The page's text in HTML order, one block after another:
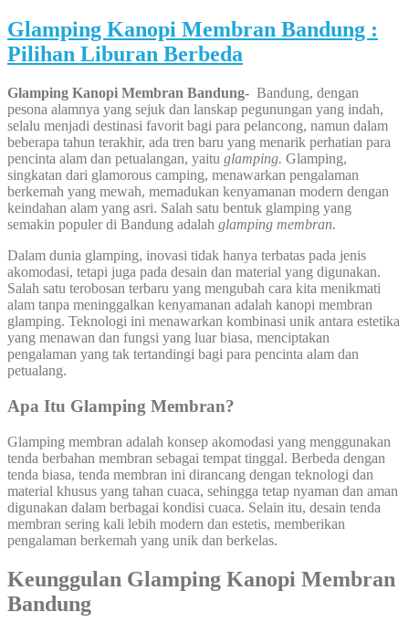
Glamping Kanopi Membran Bandung :
Pilihan Liburan Berbeda
Glamping Kanopi Membran Bandung- Bandung, dengan
pesona alamnya yang sejuk dan lanskap pegunungan yang indah,
selalu menjadi destinasi favorit bagi para pelancong, namun dalam
beberapa tahun terakhir, ada tren baru yang menarik perhatian para
pencinta alam dan petualangan, yaitu glamping. Glamping,
singkatan dari glamorous camping, menawarkan pengalaman
berkemah yang mewah, memadukan kenyamanan modern dengan
keindahan alam yang asri. Salah satu bentuk glamping yang
semakin populer di Bandung adalah glamping membran.
Dalam dunia glamping, inovasi tidak hanya terbatas pada jenis
akomodasi, tetapi juga pada desain dan material yang digunakan.
Salah satu terobosan terbaru yang mengubah cara kita menikmati
alam tanpa meninggalkan kenyamanan adalah kanopi membran
glamping. Teknologi ini menawarkan kombinasi unik antara estetika
yang menawan dan fungsi yang luar biasa, menciptakan
pengalaman yang tak tertandingi bagi para pencinta alam dan
petualang.
Apa Itu Glamping Membran?
Glamping membran adalah konsep akomodasi yang menggunakan
tenda berbahan membran sebagai tempat tinggal. Berbeda dengan
tenda biasa, tenda membran ini dirancang dengan teknologi dan
material khusus yang tahan cuaca, sehingga tetap nyaman dan aman
digunakan dalam berbagai kondisi cuaca. Selain itu, desain tenda
membran sering kali lebih modern dan estetis, memberikan
pengalaman berkemah yang unik dan berkelas.
Keunggulan Glamping Kanopi Membran
Bandung